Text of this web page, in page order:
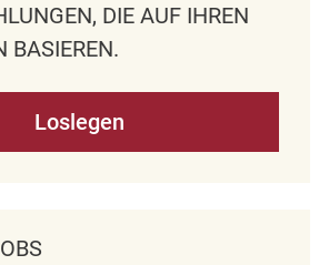
DIE AUF IHREN I
BASIEREN.
Loslegen